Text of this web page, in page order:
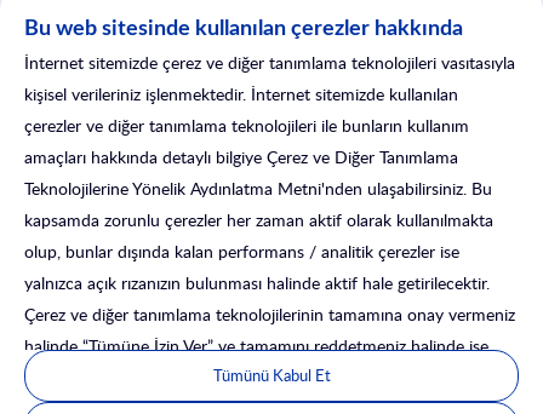
Satış Fiyatı 4.100.000 TL
Teklif Ver
Özel Durum Açıklamaları
Kurumsal Yönetim
Yatırımcı İlişkileri Formu
Fatura ve Tebligat Bilgileri
Sigorta İşlemleri
Satış Sonrası Hizmetler
© 2025 İsLeasing. Tüm Hakları Saklıdır.
Bu web sitesinde kullanılan çerezler hakkında
İnternet sitemizde çerez ve diğer tanımlama teknolojileri vasıtasıyla
kişisel verileriniz işlenmektedir. İnternet sitemizde kullanılan
çerezler ve diğer tanımlama teknolojileri ile bunların kullanım
amaçları hakkında detaylı bilgiye Çerez ve Diğer Tanımlama
Teknolojilerine Yönelik Aydınlatma Metni'nden ulaşabilirsiniz. Bu
kapsamda zorunlu çerezler her zaman aktif olarak kullanılmakta
olup, bunlar dışında kalan performans / analitik çerezler ise
yalnızca açık rızanızın bulunması halinde aktif hale getirilecektir.
Çerez ve diğer tanımlama teknolojilerinin tamamına onay vermeniz
halinde “Tümüne İzin Ver” ve tamamını reddetmeniz halinde ise
“Tümünü Reddet” seçeneği ile ilerleyebilirsiniz. Ayrıca, işbu çerez
yönetim panelinden butonları tercihinize göre açık veya kapalı
Tümünü Kabul Et